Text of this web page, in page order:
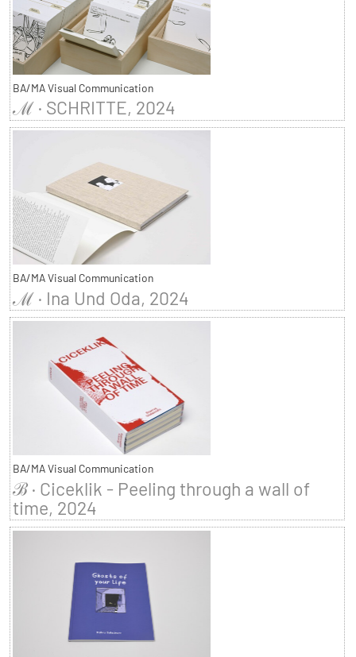
BA/MA Visual Communication
ℳ · SCHRITTE, 2024
BA/MA Visual Communication
ℳ · Ina Und Oda, 2024
BA/MA Visual Communication
ℬ · Ciceklik - Peeling through a wall of
time, 2024